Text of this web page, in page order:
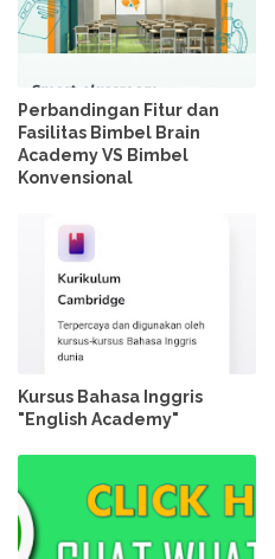
Perbandingan Fitur dan
Fasilitas Bimbel Brain
Academy VS Bimbel
Konvensional
Kursus Bahasa Inggris
"English Academy"